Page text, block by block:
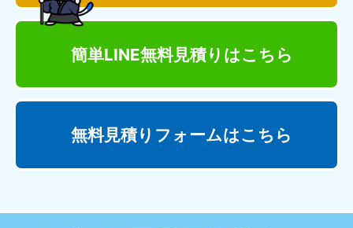
簡単LINE無料見積り はこちら
無料見積りフォームはこちら